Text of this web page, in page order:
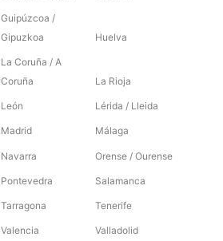
Guipúzcoa /
Gipuzkoa
Huelva
La Coruña / A
Coruña
La Rioja
León Lérida / Lleida
Madrid Málaga
Navarra Orense / Ourense
Pontevedra Salamanca
Tarragona Tenerife
Valencia Valladolid